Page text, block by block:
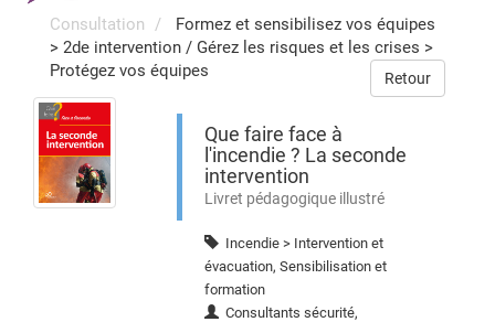
Consultation
Formez et sensibilisez vos équipes
> 2de intervention / Gérez les risques et les crises >
Protégez vos équipes
Retour
Que faire face à
l'incendie ? La seconde
intervention
Livret pédagogique illustré
Incendie > Intervention et
évacuation, Sensibilisation et
formation
Consultants sécurité,